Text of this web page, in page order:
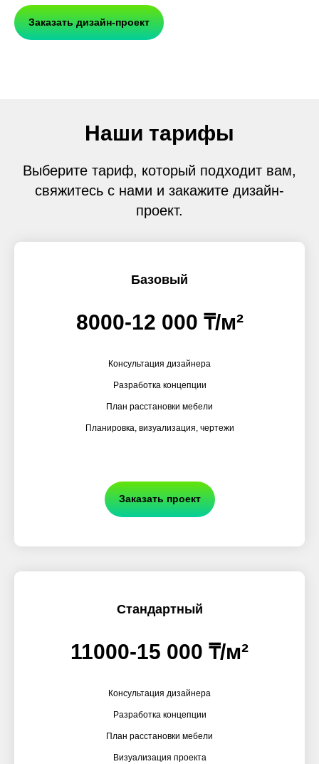
Заказать дизайн-проект
Наши тарифы
Выберите тариф, который подходит вам,
свяжитесь с нами и закажите дизайн-
проект.
Базовый
8000-12 000 ₸/м²
Консультация дизайнера
Разработка концепции
План расстановки мебели
Планировка, визуализация, чертежи
Заказать проект
Стандартный
11000-15 000 ₸/м²
Консультация дизайнера
Разработка концепции
План расстановки мебели
Визуализация проекта